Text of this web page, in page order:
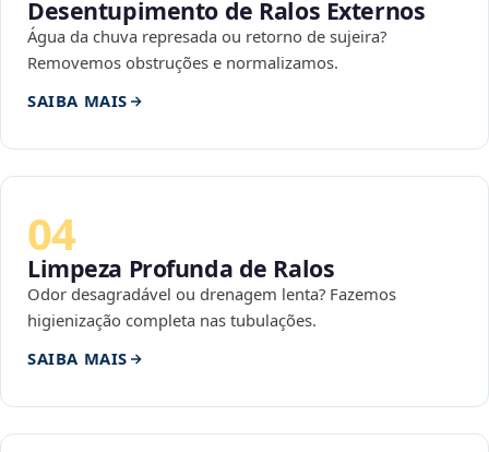
Desentupimento de Ralos Externos
Água da chuva represada ou retorno de sujeira?
Removemos obstruções e normalizamos.
SAIBA MAIS
04
Limpeza Profunda de Ralos
Odor desagradável ou drenagem lenta? Fazemos
higienização completa nas tubulações.
SAIBA MAIS